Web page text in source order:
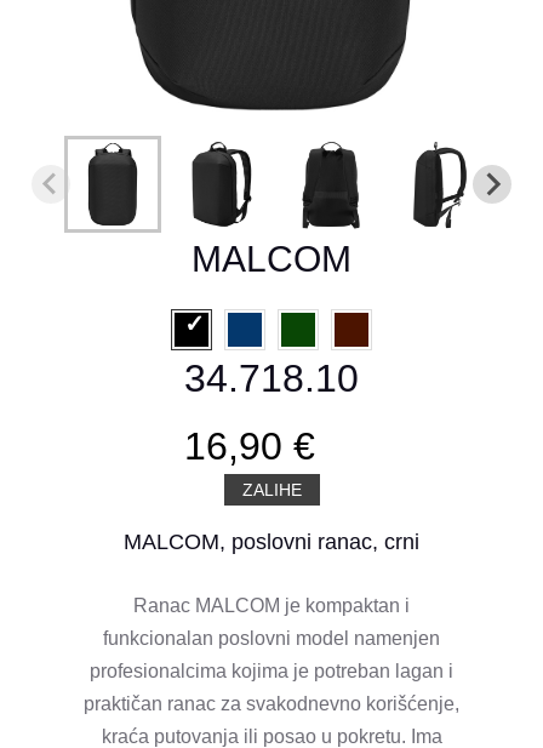
MALCOM
34.718.10
16,90 €
ZALIHE
MALCOM, poslovni ranac, crni
Ranac MALCOM je kompaktan i
funkcionalan poslovni model namenjen
profesionalcima kojima je potreban lagan i
praktičan ranac za svakodnevno korišćenje,
kraća putovanja ili posao u pokretu. Ima